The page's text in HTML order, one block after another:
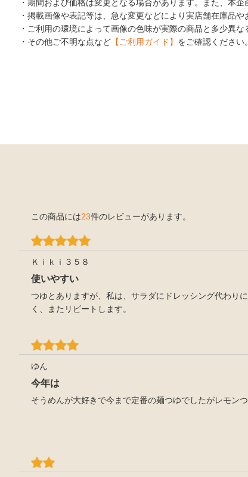
・期間および価格は変更となる場合があります。また、本
・掲載画像や表記等は、急な変更などにより実店舗在庫品や
・ご利用の環境によって画像の色味が実際の商品と多少異な
・その他ご不明な点など 【ご利用ガイド】 をご確認ください。
この商品には23件のレビューがあります。
Ｋｉｋｉ３５８
使いやすい
つゆとありますが、私は、サラダにドレッシング代わり
く、またリビートします。
ゆん
今年は
そうめんが大好きで今まで定番の麺つゆでしたがレモン